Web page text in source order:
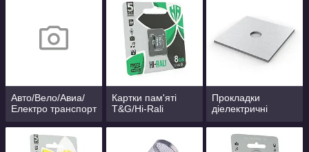
Авто/Вело/Авиа/
Електро транспорт
Картки пам'яті
T&G/Hi-Rali
Прокладки
діелектричні